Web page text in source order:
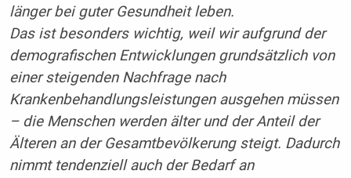
länger bei guter Gesundheit leben.
Das ist besonders wichtig, weil wir aufgrund der
demografischen Entwicklungen grundsätzlich von
einer steigenden Nachfrage nach
Krankenbehandlungsleistungen ausgehen müssen
– die Menschen werden älter und der Anteil der
Älteren an der Gesamtbevölkerung steigt. Dadurch
nimmt tendenziell auch der Bedarf an